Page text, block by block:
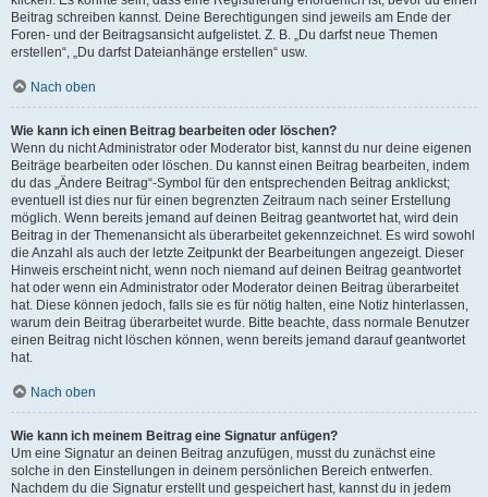
Beitrag schreiben kannst. Deine Berechtigungen sind jeweils am Ende der
Foren- und der Beitragsansicht aufgelistet. Z. B. „Du darfst neue Themen
erstellen“, „Du darfst Dateianhänge erstellen“ usw.
Nach oben
Wie kann ich einen Beitrag bearbeiten oder löschen?
Wenn du nicht Administrator oder Moderator bist, kannst du nur deine eigenen
Beiträge bearbeiten oder löschen. Du kannst einen Beitrag bearbeiten, indem
du das „Ändere Beitrag“-Symbol für den entsprechenden Beitrag anklickst;
eventuell ist dies nur für einen begrenzten Zeitraum nach seiner Erstellung
möglich. Wenn bereits jemand auf deinen Beitrag geantwortet hat, wird dein
Beitrag in der Themenansicht als überarbeitet gekennzeichnet. Es wird sowohl
die Anzahl als auch der letzte Zeitpunkt der Bearbeitungen angezeigt. Dieser
Hinweis erscheint nicht, wenn noch niemand auf deinen Beitrag geantwortet
hat oder wenn ein Administrator oder Moderator deinen Beitrag überarbeitet
hat. Diese können jedoch, falls sie es für nötig halten, eine Notiz hinterlassen,
warum dein Beitrag überarbeitet wurde. Bitte beachte, dass normale Benutzer
einen Beitrag nicht löschen können, wenn bereits jemand darauf geantwortet
hat.
Nach oben
Wie kann ich meinem Beitrag eine Signatur anfügen?
Um eine Signatur an deinen Beitrag anzufügen, musst du zunächst eine
solche in den Einstellungen in deinem persönlichen Bereich entwerfen.
Nachdem du die Signatur erstellt und gespeichert hast, kannst du in jedem